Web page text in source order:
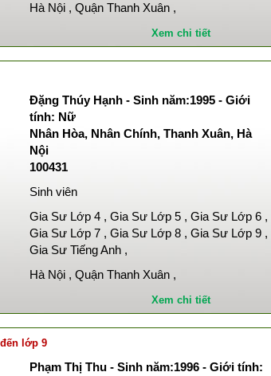
Hà Nội , Quận Thanh Xuân ,
Xem chi tiết
Đặng Thúy Hạnh - Sinh năm:1995 - Giới
tính: Nữ
Nhân Hòa, Nhân Chính, Thanh Xuân, Hà
Nội
100431
Sinh viên
Gia Sư Lớp 4 , Gia Sư Lớp 5 , Gia Sư Lớp 6 ,
Gia Sư Lớp 7 , Gia Sư Lớp 8 , Gia Sư Lớp 9 ,
Gia Sư Tiếng Anh ,
Hà Nội , Quận Thanh Xuân ,
Xem chi tiết
lớp 9
Phạm Thị Thu - Sinh năm:1996 - Giới tính: